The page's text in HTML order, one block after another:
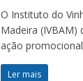
O Instituto do
Madeira (IVBAM)
ação
Ler mais